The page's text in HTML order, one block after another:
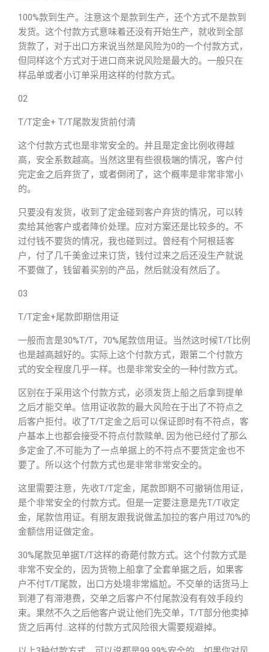
100%款到生产。注意这个是款到生产，还个方式不是款到
发货。这个付款方式意味着还没有开始生产，就收到全部
货款了，对于出口方来说当然是风险为0的一个付款方式，
但同样这个方式对于进口商来说风险是最大的。一般只在
样品单或者小订单采用这样的付款方式。
02
T/T定金+ T/T尾款发货前付清
这个付款方式也是非常安全的。并且是定金比例收得越
高，安全系数越高。当然这里有些很极端的情况，客户付
完定金之后弃货了，或者倒闭了，这个概率是非常非常小
的。
只要没有发货，收到了定金碰到客户弃货的情况，可以转
卖给其他客户或者降价处理。应对方案还是比较多的。不
过付钱不要货的情况，我也碰到过。曾经有个阿根廷客
户，付了几千美金过来订货，钱付过来之后还没生产就说
不要做了，钱留着买别的产品，然后就没有然后了。
03
T/T定金+尾款即期信用证
一般而言是30%T/T，70%尾款信用证。当然这时候T/T比例
也是越高越好的。实际上这个付款方式，跟第二个付款方
式的安全程度几乎一样。也是非常安全的一种付款方式。
区别在于采用这个付款方式，必须发货上船之后拿到提单
之后才能交单。信用证收款的最大风险在于出了不符点之
后客户拒付。收了T/T定金之后可以保证即时有不符点，客
户基本上也都会接受不符点付款赎单, 因为他已经付了那么
多定金了,不可能为了一点单据上的不符点不要货定金也不
要了。所以这个付款方式也是非常非常安全的。
这里需要注意，先收T/T定金，尾款即期不可撤销信用证，
是个非常安全的付款方式。但是一定要注意是先T/T收定
金，尾款信用证。有朋友跟我说做孟加拉的客户用过70%的
金额信用证做定金。
30%尾款见单据T/T这样的奇葩付款方式。这个付款方式是
非常不安全的，因为货物上船拿了全套单据之后，如果客
户不付T/T尾款，出口方处境非常尴尬。不交单的话货马上
到港了有滞港费，交单之后客户不付尾款没有有效手段约
束。果然不久之后他客户说让他们先交单，T/T部分他卖掉
货之后再付…这样的付款方式风险很大需要规避掉。